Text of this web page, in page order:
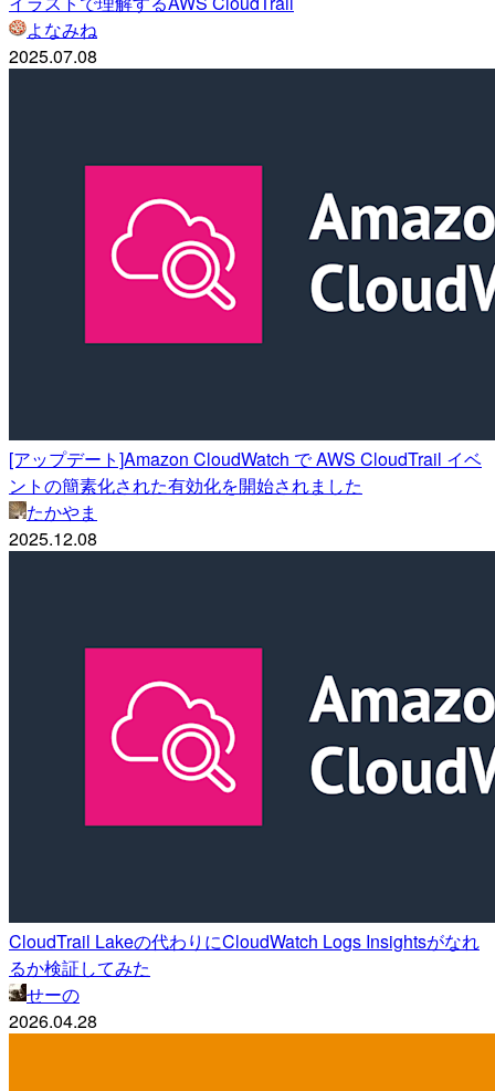
よなみね
2025.07.08
[アップデート]Amazon CloudWatch で AWS CloudTrail イベ
ントの簡素化された有効化を開始されました
たかやま
2025.12.08
CloudTrail Lakeの代わりにCloudWatch Logs Insightsがなれ
るか検証してみた
せーの
2026.04.28